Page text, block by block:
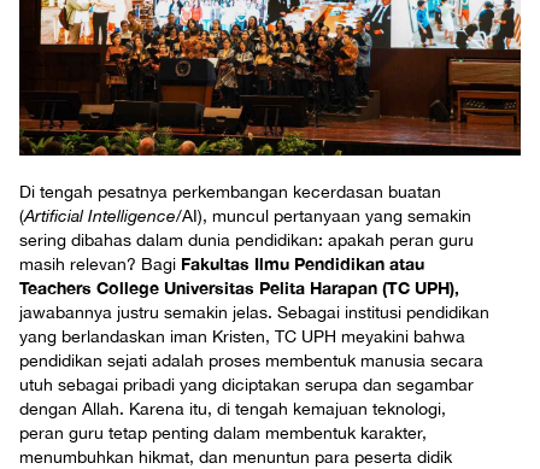
Di tengah pesatnya perkembangan kecerdasan buatan
(Artificial Intelligence/AI), muncul pertanyaan yang semakin
sering dibahas dalam dunia pendidikan: apakah peran guru
masih relevan? Bagi Fakultas Ilmu Pendidikan atau
Teachers College Universitas Pelita Harapan (TC UPH),
jawabannya justru semakin jelas. Sebagai institusi pendidikan
yang berlandaskan iman Kristen, TC UPH meyakini bahwa
pendidikan sejati adalah proses membentuk manusia secara
utuh sebagai pribadi yang diciptakan serupa dan segambar
dengan Allah. Karena itu, di tengah kemajuan teknologi,
peran guru tetap penting dalam membentuk karakter,
menumbuhkan hikmat, dan menuntun para peserta didik